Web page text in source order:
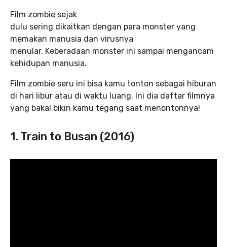
Film zombie sejak
dulu sering dikaitkan dengan para monster yang
memakan manusia dan virusnya
menular. Keberadaan monster ini sampai mengancam
kehidupan manusia.
Film zombie seru ini bisa kamu tonton sebagai hiburan
di hari libur atau di waktu luang. Ini dia daftar filmnya
yang bakal bikin kamu tegang saat menontonnya!
1. Train to Busan (2016)